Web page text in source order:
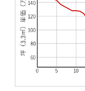
相場 1,140万
(18.1万円/
無料